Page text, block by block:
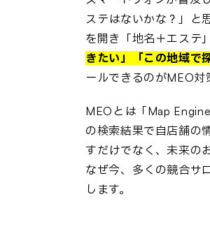
ステはないかな？」と
を開き「地名＋エステ
きたい」「この地域で
ールできるのがMEO対
MEOとは「Map
の検索結果で自店舗の
すだけでなく、未来の
なぜ今、多くの競合サ
します。